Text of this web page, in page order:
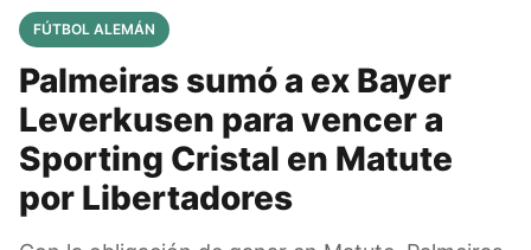
FÚTBOL ALEMÁN
Palmeiras sumó a ex Bayer
Leverkusen para vencer a
Sporting Cristal en Matute
por Libertadores